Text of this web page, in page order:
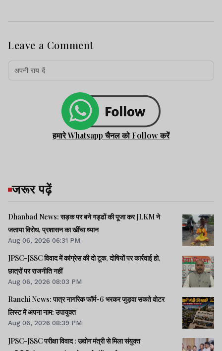
Leave a Comment
हमारे Whatsapp चैनल को Follow करें
जरूर पढ़ें
Dhanbad News: सड़क पर बने गड्ढों की पूजा कर JLKM ने
जताया विरोध, प्रशासन का खींचा ध्यान
Aug 06, 2026 06:31 PM
JPSC-JSSC विवाद में कांग्रेस की दो टूक, दोषियों पर कार्रवाई हो,
छात्रों पर राजनीति नहीं
Aug 06, 2026 08:03 PM
Ranchi News: पात्र नागरिक फॉर्म-6 भरकर जुड़वा सकते वोटर
लिस्ट में अपना नाम: उपायुक्त
Aug 06, 2026 08:39 PM
JPSC-JSSC परीक्षा विवाद : उद्योग मंत्री से मिला संयुक्त